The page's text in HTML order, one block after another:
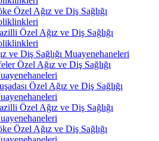
Özel Ağız ve Diş Sağlığı
Özel Ağız ve Diş Sağlığı
ve Diş Sağlığı Muayenehaneleri
Özel Ağız ve Diş Sağlığı
Özel Ağız ve Diş Sağlığı
Özel Ağız ve Diş Sağlığı
Özel Ağız ve Diş Sağlığı